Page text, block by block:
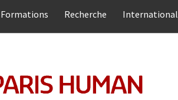
Formations Recherche International